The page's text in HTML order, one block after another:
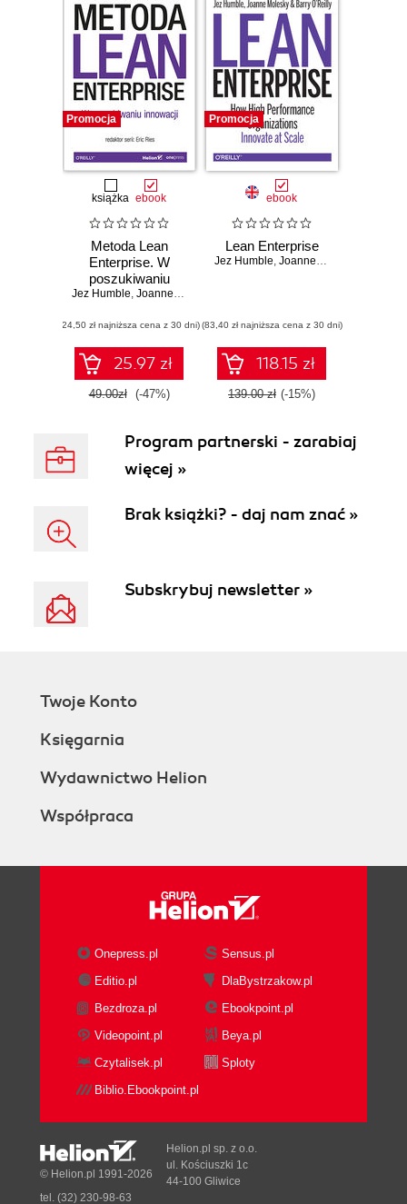
Promocja
książka ebook
Metoda Lean
Enterprise. W
poszukiwaniu
innowacji
Jez Humble, Joanne Molesky
(24,50 zł najniższa cena z 30 dni)
25.97 zł
49.00zł (-47%)
Promocja
ebook
Lean Enterprise
Jez Humble, Joanne Molesky
(83,40 zł najniższa cena z 30 dni)
118.15 zł
139.00 zł (-15%)
Program partnerski - zarabiaj
więcej »
Brak książki? - daj nam znać »
Subskrybuj newsletter »
Twoje Konto
Księgarnia
Wydawnictwo Helion
Współpraca
Onepress.pl
Sensus.pl
Editio.pl
DlaBystrzakow.pl
Bezdroza.pl
Ebookpoint.pl
Videopoint.pl
Beya.pl
Czytalisek.pl
Sploty
Biblio.Ebookpoint.pl
© Helion.pl 1991-2026
Helion.pl sp. z o.o.
ul. Kościuszki 1c
44-100 Gliwice
tel. (32) 230-98-63